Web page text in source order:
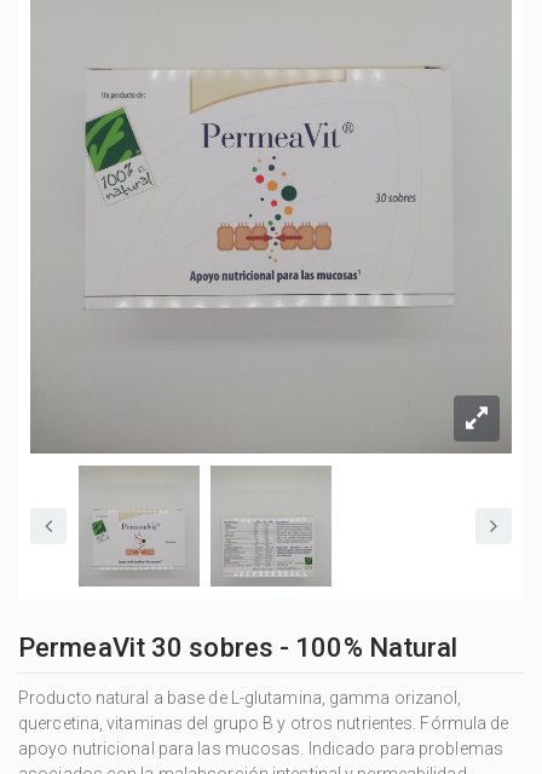
PermeaVit 30 sobres - 100% Natural
Producto natural a base de L-glutamina, gamma orizanol,
quercetina, vitaminas del grupo B y otros nutrientes. Fórmula de
apoyo nutricional para las mucosas. Indicado para problemas